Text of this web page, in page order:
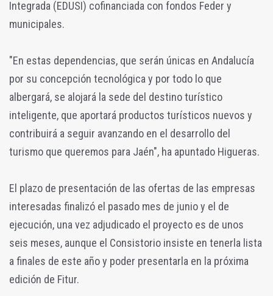
Integrada (EDUSI) cofinanciada con fondos Feder y
municipales.
"En estas dependencias, que serán únicas en Andalucía
por su concepción tecnológica y por todo lo que
albergará, se alojará la sede del destino turístico
inteligente, que aportará productos turísticos nuevos y
contribuirá a seguir avanzando en el desarrollo del
turismo que queremos para Jaén", ha apuntado Higueras.
El plazo de presentación de las ofertas de las empresas
interesadas finalizó el pasado mes de junio y el de
ejecución, una vez adjudicado el proyecto es de unos
seis meses, aunque el Consistorio insiste en tenerla lista
a finales de este año y poder presentarla en la próxima
edición de Fitur.